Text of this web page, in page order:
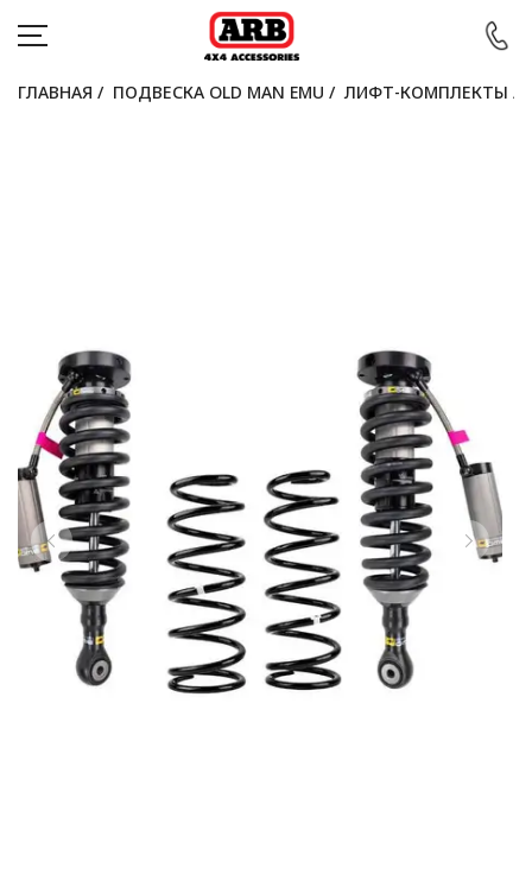
БЛОГ
ПОКУПАТЕЛЯМ
КОНТАКТЫ
Войти
Выбор языка
Выбор валюты
ГЛАВНАЯ / ПОДВЕСКА OLD MAN EMU / ЛИФТ-КОМПЛЕКТЫ /